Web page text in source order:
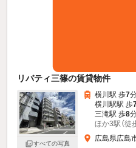
リバティ三篠の賃貸物件
すべての写真
横川駅 歩7
横川駅駅 歩
三滝駅 歩8
ほか3駅（徒
広島県広島